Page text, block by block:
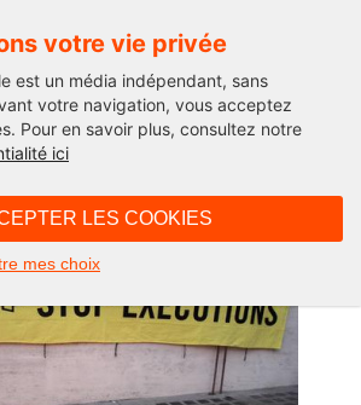
votre vie privée
est un média indépendant, sans
votre navigation, vous acceptez
Pour en savoir plus, consultez notre
ici
LES COOKIES
mes choix
de mort